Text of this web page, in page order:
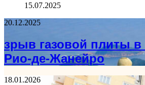
15.07.2025
20.12.2025
зрыв газовой плиты в
Рио-де-Жанейро
18.01.2026